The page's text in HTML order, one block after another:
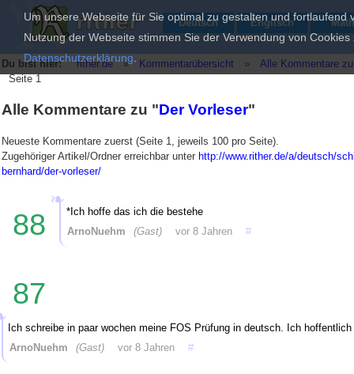
Deutsch Englisch
Du bist hier: rither.de » Kommentarübersicht »
Alle Kommentare
Seite 1
Alle Kommentare zu "Der Vorleser"
Neueste Kommentare zuerst (Seite 1, jeweils 100 pro Seite).
Zugehöriger Artikel/Ordner erreichbar unter http://www.rither.de/a/deutsch/
bernhard/der-vorleser/
88
*Ich hoffe das ich die bestehe
ArnoNuehm
(Gast) vor 8 Jahren #
87
Ich schreibe in paar wochen meine FOS Prüfung in deutsch. Ich
ArnoNuehm
(Gast) vor 8 Jahren #
Um unsere Webseite für Sie optimal zu gestalten und
Nutzung der Webseite stimmen Sie der Verwendung von
Datenschutzerklärung.